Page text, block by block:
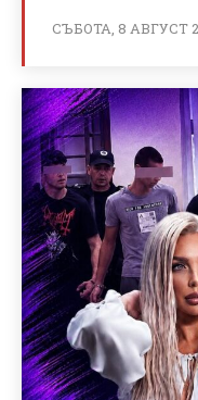
СЪБОТА, 8 АВГУСТ